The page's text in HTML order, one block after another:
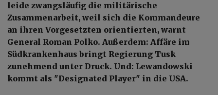
leide zwangsläufig die militärische
Zusammenarbeit, weil sich die Kommandeure
an ihren Vorgesetzten orientierten, warnt
General Roman Polko. Außerdem: Affäre im
Südkrankenhaus bringt Regierung Tusk
zunehmend unter Druck. Und: Lewandowski
kommt als "Designated Player" in die USA.